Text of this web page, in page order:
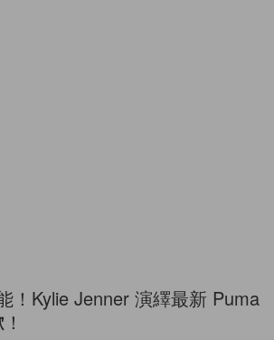
！Kylie Jenner 演繹最新 Puma